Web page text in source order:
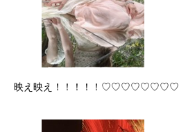
映え映え！！！！！♡♡♡♡♡♡♡♡